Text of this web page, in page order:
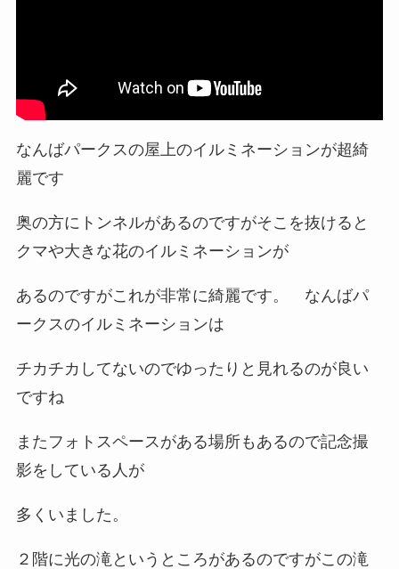
なんばパークスの屋上のイルミネーションが超綺
麗です
奥の方にトンネルがあるのですがそこを抜けると
クマや大きな花のイルミネーションが
あるのですがこれが非常に綺麗です。 なんばパ
ークスのイルミネーションは
チカチカしてないのでゆったりと見れるのが良い
ですね
またフォトスペースがある場所もあるので記念撮
影をしている人が
多くいました。
２階に光の滝というところがあるのですがこの滝